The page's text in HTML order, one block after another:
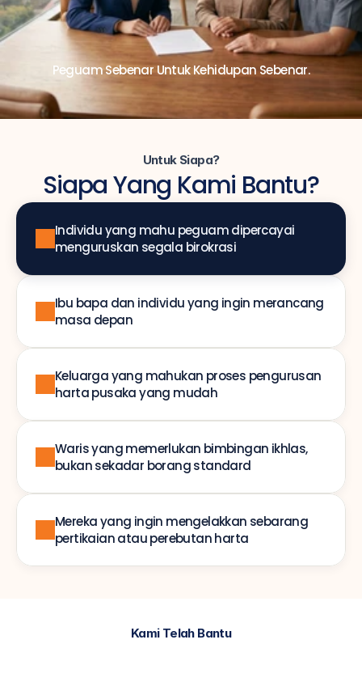
Peguam Sebenar Untuk Kehidupan Sebenar.
Untuk Siapa?
Siapa Yang Kami Bantu?
Ibu bapa dan individu yang ingin merancang
masa depan
Keluarga yang mahukan proses pengurusan
harta pusaka yang mudah
Waris yang memerlukan bimbingan ikhlas,
bukan sekadar borang standard
Mereka yang ingin mengelakkan sebarang
pertikaian atau perebutan harta
Individu yang mahu peguam dipercayai
menguruskan segala birokrasi
Kami Telah Bantu